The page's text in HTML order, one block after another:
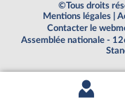
©Tous droits
Mentions légales
Contacter le
Assemblée nationale -